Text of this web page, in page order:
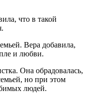
что в такой
Вера добавила,
и любви.
Она обрадовалась,
но при этом
людей.